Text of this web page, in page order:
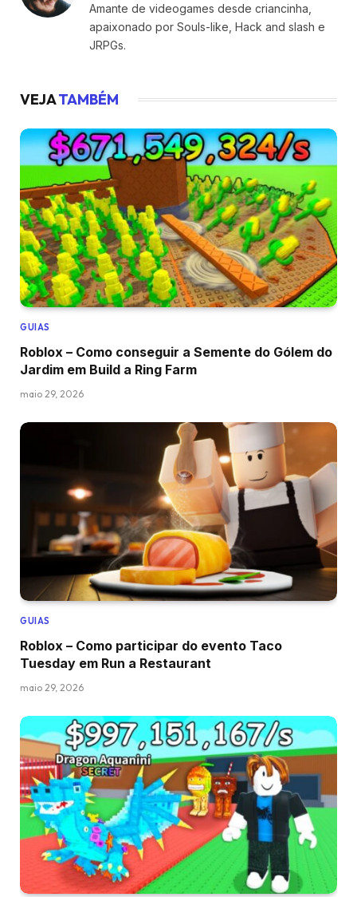
Amante de videogames desde criancinha,
apaixonado por Souls-like, Hack and slash e
JRPGs.
VEJATAMBÉM
GUIAS
Roblox – Como conseguir a Semente do Gólem do
Jardim em Build a Ring Farm
maio 29, 2026
GUIAS
Roblox – Como participar do evento Taco
Tuesday em Run a Restaurant
maio 29, 2026